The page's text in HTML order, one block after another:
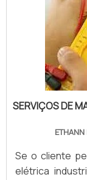
SERVIÇOS DE
Se o cliente
elétrica